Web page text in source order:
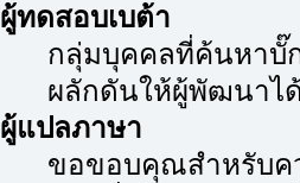
ผู้ทดสอบเบต้า
กลุ่มบุคคลที่ค้นหาบั๊
ผลักดันให้ผู้พัฒนาไ
ผู้แปลภาษา
ขอขอบคุณสำหรับค